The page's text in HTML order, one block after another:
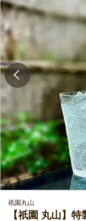
祇園丸山
【祇園 丸山】